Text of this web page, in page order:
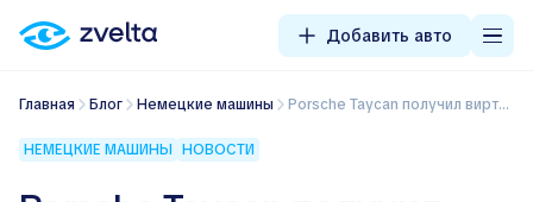
Добавить авто
Главная Блог Немецкие машины Porsche Taycan получил виртуальные передачи: что меняет E-Shift
НЕМЕЦКИЕ МАШИНЫ НОВОСТИ